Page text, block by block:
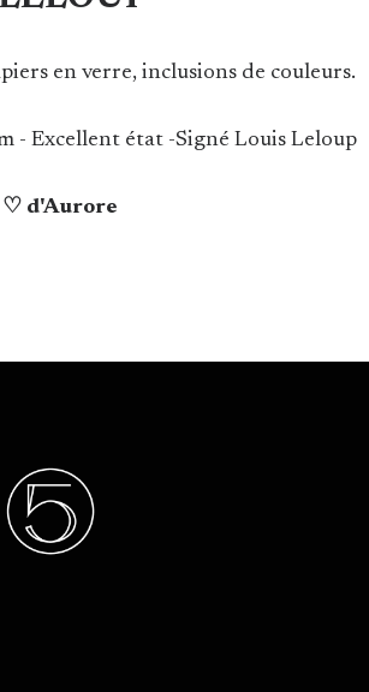
en verre, inclusions de couleurs.
- Excellent état -Signé Louis Leloup
♡ d'Aurore